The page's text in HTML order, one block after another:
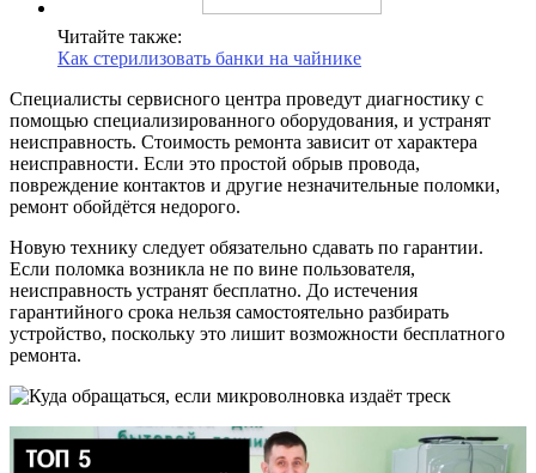
Читайте также:
Как стерилизовать банки на чайнике
Специалисты сервисного центра проведут диагностику с
помощью специализированного оборудования, и устранят
неисправность. Стоимость ремонта зависит от характера
неисправности. Если это простой обрыв провода,
повреждение контактов и другие незначительные поломки,
ремонт обойдётся недорого.
Новую технику следует обязательно сдавать по гарантии.
Если поломка возникла не по вине пользователя,
неисправность устранят бесплатно. До истечения
гарантийного срока нельзя самостоятельно разбирать
устройство, поскольку это лишит возможности бесплатного
ремонта.